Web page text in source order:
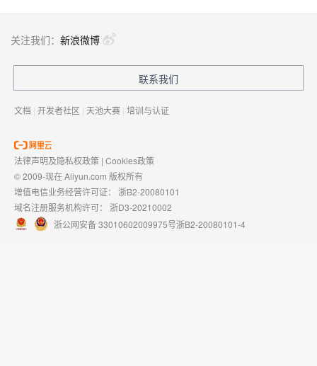
关注我们： 新浪微博
联系我们
文档 | 开发者社区 | 天池大赛 | 培训与认证
法律声明及隐私权政策 | Cookies政策
© 2009-现在 Aliyun.com 版权所有
增值电信业务经营许可证： 浙B2-20080101
域名注册服务机构许可： 浙D3-20210002
浙公网安备 33010602009975号浙B2-20080101-4